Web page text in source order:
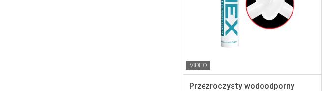
Przezroczysty wodoodporny